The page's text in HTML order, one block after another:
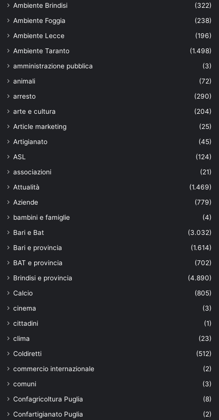
Ambiente Brindisi
(322)
Ambiente Foggia
(238)
Ambiente Lecce
(196)
Ambiente Taranto
(1.498)
amministrazione pubblica
(3)
animali
(72)
arresto
(290)
arte e cultura
(204)
Article marketing
(25)
Artigianato
(45)
ASL
(124)
associazioni
(21)
Attualità
(1.469)
Aziende
(779)
bambini e famiglie
(4)
Bari e Bat
(3.032)
Bari e provincia
(1.614)
BAT e provincia
(702)
Brindisi e provincia
(4.890)
Calcio
(805)
cinema
(3)
cittadini
(1)
clima
(23)
Coldiretti
(512)
commercio internazionale
(2)
comuni
(3)
Confagricoltura Puglia
(8)
Confartigianato Puglia
(2)